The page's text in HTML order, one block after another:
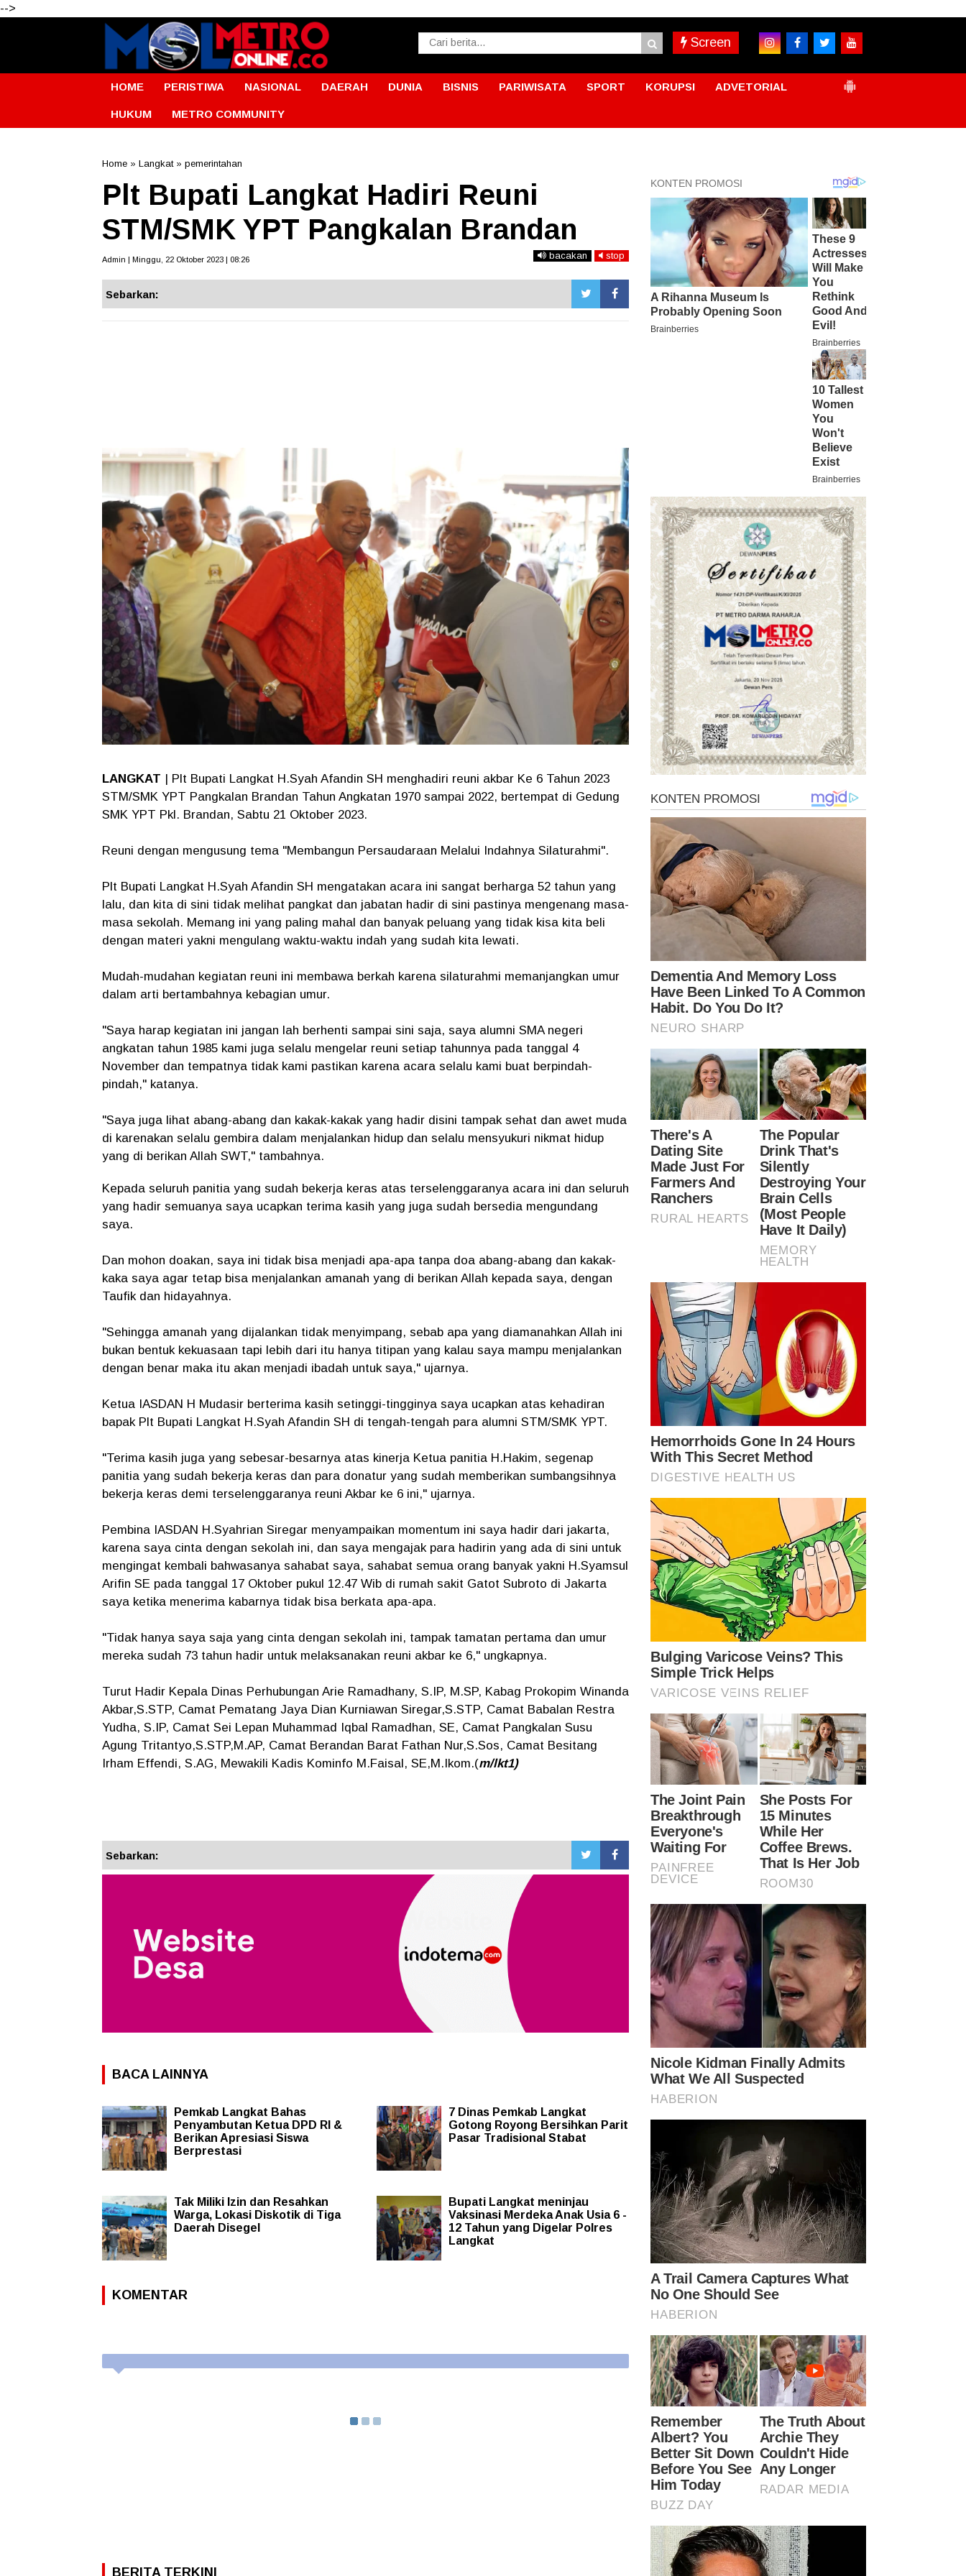
-->
Screen
HOME PERISTIWA NASIONAL DAERAH DUNIA BISNIS PARIWISATA SPORT KORUPSI ADVETORIAL
HUKUM METRO COMMUNITY
Home » Langkat» pemerintahan
Plt Bupati Langkat Hadiri Reuni
STM/SMK YPT Pangkalan Brandan
Admin | Minggu, 22 Oktober 2023 | 08:26 bacakan stop
Sebarkan:
LANGKAT | Plt Bupati Langkat H.Syah Afandin SH menghadiri reuni akbar Ke 6 Tahun 2023
STM/SMK YPT Pangkalan Brandan Tahun Angkatan 1970 sampai 2022, bertempat di Gedung
SMK YPT Pkl. Brandan, Sabtu 21 Oktober 2023.
Reuni dengan mengusung tema "Membangun Persaudaraan Melalui Indahnya Silaturahmi".
Plt Bupati Langkat H.Syah Afandin SH mengatakan acara ini sangat berharga 52 tahun yang
lalu, dan kita di sini tidak melihat pangkat dan jabatan hadir di sini pastinya mengenang masa-
masa sekolah. Memang ini yang paling mahal dan banyak peluang yang tidak kisa kita beli
dengan materi yakni mengulang waktu-waktu indah yang sudah kita lewati.
Mudah-mudahan kegiatan reuni ini membawa berkah karena silaturahmi memanjangkan umur
dalam arti bertambahnya kebagian umur.
"Saya harap kegiatan ini jangan lah berhenti sampai sini saja, saya alumni SMA negeri
angkatan tahun 1985 kami juga selalu mengelar reuni setiap tahunnya pada tanggal 4
November dan tempatnya tidak kami pastikan karena acara selalu kami buat berpindah-
pindah," katanya.
"Saya juga lihat abang-abang dan kakak-kakak yang hadir disini tampak sehat dan awet muda
di karenakan selalu gembira dalam menjalankan hidup dan selalu mensyukuri nikmat hidup
yang di berikan Allah SWT," tambahnya.
Kepada seluruh panitia yang sudah bekerja keras atas terselenggaranya acara ini dan seluruh
yang hadir semuanya saya ucapkan terima kasih yang juga sudah bersedia mengundang
saya.
Dan mohon doakan, saya ini tidak bisa menjadi apa-apa tanpa doa abang-abang dan kakak-
kaka saya agar tetap bisa menjalankan amanah yang di berikan Allah kepada saya, dengan
Taufik dan hidayahnya.
"Sehingga amanah yang dijalankan tidak menyimpang, sebab apa yang diamanahkan Allah ini
bukan bentuk kekuasaan tapi lebih dari itu hanya titipan yang kalau saya mampu menjalankan
dengan benar maka itu akan menjadi ibadah untuk saya," ujarnya.
Ketua IASDAN H Mudasir berterima kasih setinggi-tingginya saya ucapkan atas kehadiran
bapak Plt Bupati Langkat H.Syah Afandin SH di tengah-tengah para alumni STM/SMK YPT.
"Terima kasih juga yang sebesar-besarnya atas kinerja Ketua panitia H.Hakim, segenap
panitia yang sudah bekerja keras dan para donatur yang sudah memberikan sumbangsihnya
bekerja keras demi terselenggaranya reuni Akbar ke 6 ini," ujarnya.
Pembina IASDAN H.Syahrian Siregar menyampaikan momentum ini saya hadir dari jakarta,
karena saya cinta dengan sekolah ini, dan saya mengajak para hadirin yang ada di sini untuk
mengingat kembali bahwasanya sahabat saya, sahabat semua orang banyak yakni H.Syamsul
Arifin SE pada tanggal 17 Oktober pukul 12.47 Wib di rumah sakit Gatot Subroto di Jakarta
saya ketika menerima kabarnya tidak bisa berkata apa-apa.
"Tidak hanya saya saja yang cinta dengan sekolah ini, tampak tamatan pertama dan umur
mereka sudah 73 tahun hadir untuk melaksanakan reuni akbar ke 6," ungkapnya.
Turut Hadir Kepala Dinas Perhubungan Arie Ramadhany, S.IP, M.SP, Kabag Prokopim Winanda
Akbar,S.STP, Camat Pematang Jaya Dian Kurniawan Siregar,S.STP, Camat Babalan Restra
Yudha, S.IP, Camat Sei Lepan Muhammad Iqbal Ramadhan, SE, Camat Pangkalan Susu
Agung Tritantyo,S.STP,M.AP, Camat Berandan Barat Fathan Nur,S.Sos, Camat Besitang
Irham Effendi, S.AG, Mewakili Kadis Kominfo M.Faisal, SE,M.Ikom.(m/lkt1)
Sebarkan:
BACA LAINNYA
Pemkab Langkat Bahas
Penyambutan Ketua DPD RI &
Berikan Apresiasi Siswa
Berprestasi
7 Dinas Pemkab Langkat
Gotong Royong Bersihkan Parit
Pasar Tradisional Stabat
Tak Miliki Izin dan Resahkan
Warga, Lokasi Diskotik di Tiga
Daerah Disegel
Bupati Langkat meninjau
Vaksinasi Merdeka Anak Usia 6 -
12 Tahun yang Digelar Polres
Langkat
KOMENTAR
BERITA TERKINI